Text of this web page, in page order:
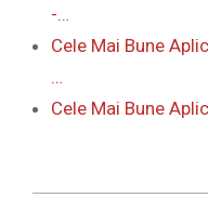
-…
Cele Mai Bune
…
Cele Mai Bune